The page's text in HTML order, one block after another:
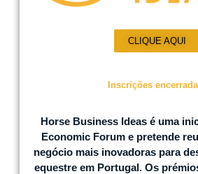
CLIQUE AQUI
Inscrições
Horse Business Ideas é uma
Economic Forum e pretende
negócio mais inovadoras para
equestre em Portugal. Os